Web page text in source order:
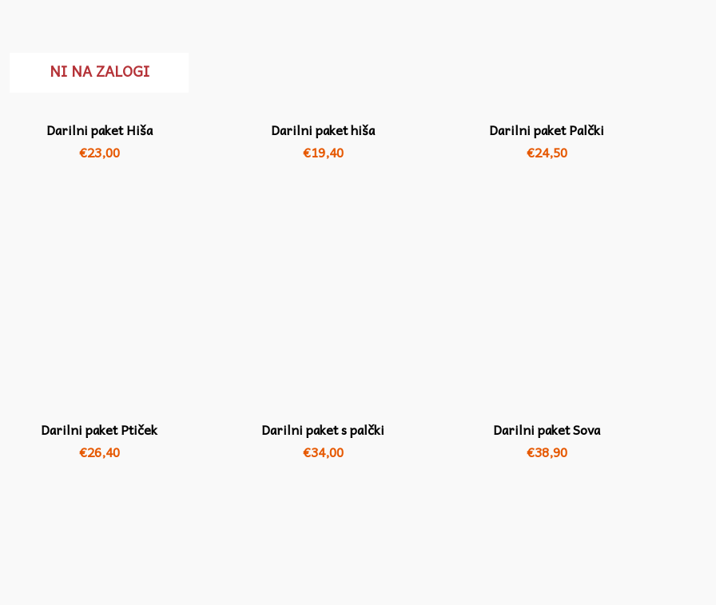
NI NA ZALOGI
Darilni paket Hiša
€23,00
Darilni paket hiša
€19,40
Darilni paket Palčki
€24,50
Darilni paket Ptiček
€26,40
Darilni paket s palčki
€34,00
Darilni paket Sova
€38,90